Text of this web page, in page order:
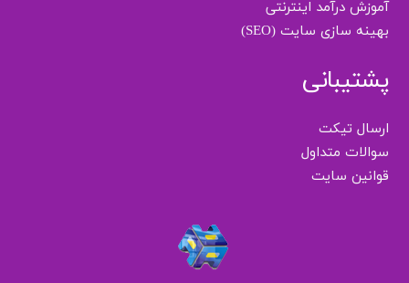
آموزش درآمد اینترنتی
بهینه سازی سایت (SEO)
پشتیبانی
ارسال تیکت
سوالات متداول
قوانین سایت